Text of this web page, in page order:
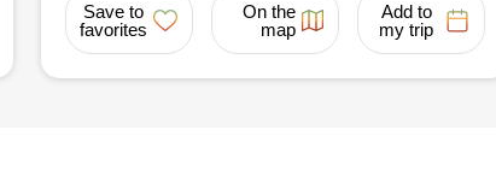
Add to
my trip
On the
map
Save to
favorites